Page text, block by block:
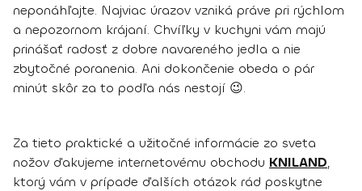
neponáhľajte. Najviac úrazov vzniká práve pri rýchlom
a nepozornom krájaní. Chvíľky v kuchyni vám majú
prinášať radosť z dobre navareného jedla a nie
zbytočné poranenia. Ani dokončenie obeda o pár
minút skôr za to podľa nás nestojí 😉.
Za tieto praktické a užitočné informácie zo sveta
nožov ďakujeme internetovému obchodu KNILAND,
ktorý vám v prípade ďalších otázok rád poskytne